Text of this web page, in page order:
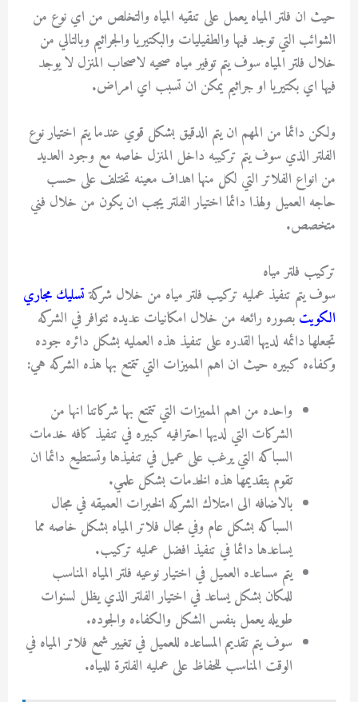
حيث ان فلتر المياه يعمل على تنقيه المياه والتخلص من اي نوع من
الشوائب التي توجد فيها والطفيليات والبكتيريا والجراثيم وبالتالي من
خلال فلتر المياه سوف يتم توفير مياه صحيه لاصحاب المنزل لا يوجد
فيها اي بكتيريا او جراثيم يمكن ان تسبب اي امراض.
ولكن دائما من المهم ان يتم الدقيق بشكل قوي عندما يتم اختيار نوع
الفلتر الذي سوف يتم تركيبه داخل المنزل خاصه مع وجود العديد
من انواع الفلاتر التي لكل منها اهداف معينه تختلف على حسب
حاجه العميل ولهذا دائما اختيار الفلتر يجب ان يكون من خلال فني
متخصص.
تركيب فلتر مياه
سوف يتم تنفيذ عمليه تركيب فلتر مياه من خلال شركةتسليك مجاري
الكويتبصوره رائعه من خلال امكانيات عديده تتوافر في الشركه
تجعلها دائمه لديها القدره على تنفيذ هذه العمليه بشكل دائره جوده
وكفاءه كبيره حيث ان اهم المميزات التي تتمتع بها هذه الشركه هي:
واحده من اهم المميزات التي تتمتع بها شركاتنا انها من
الشركات التي لديها احترافيه كبيره في تنفيذ كافه خدمات
السباكه التي يرغب على عميل في تنفيذها وتستطيع دائما ان
تقوم بتقديمها هذه الخدمات بشكل علمي.
بالاضافه الى امتلاك الشركه الخبرات العميقه في مجال
السباكه بشكل عام وفي مجال فلاتر المياه بشكل خاصه مما
يساعدها دائما في تنفيذ افضل عمليه تركيب.
يتم مساعده العميل في اختيار نوعيه فلتر المياه المناسب
للمكان بشكل يساعد في اختيار الفلتر الذي يظل لسنوات
طويله يعمل بنفس الشكل والكفاءه والجوده.
سوف يتم تقديم المساعده للعميل في تغيير شمع فلاتر المياه في
الوقت المناسب للحفاظ على عمليه الفلترة للمياه.